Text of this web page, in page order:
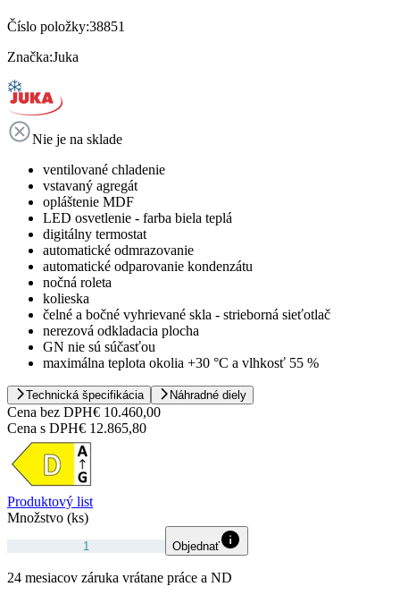
Číslo položky:38851
Značka:Juka
Nie je na sklade
ventilované chladenie
vstavaný agregát
opláštenie MDF
LED osvetlenie - farba biela teplá
digitálny termostat
automatické odmrazovanie
automatické odparovanie kondenzátu
nočná roleta
kolieska
čelné a bočné vyhrievané skla - strieborná sieťotlač
nerezová odkladacia plocha
GN nie sú súčasťou
maximálna teplota okolia +30 °C a vlhkosť 55 %
Technická špecifikácia Náhradné diely
Cena bez DPH€ 10.460,00
Cena s DPH€ 12.865,80
Produktový list
Množstvo (ks)
Objednať
24 mesiacov záruka vrátane práce a ND